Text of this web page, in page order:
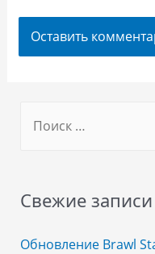
r
h
Свежие записи
Обновление Brawl